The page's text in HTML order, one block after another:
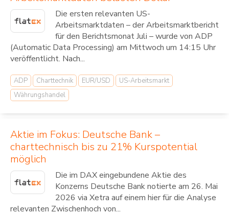
Die ersten relevanten US-
Arbeitsmarktdaten – der Arbeitsmarktbericht
für den Berichtsmonat Juli – wurde von ADP
(Automatic Data Processing) am Mittwoch um 14:15 Uhr
veröffentlicht. Nach...
ADP Charttechnik EUR/USD
US-Arbeitsmarkt
Währungshandel
Aktie im Fokus: Deutsche Bank –
charttechnisch bis zu 21% Kurspotential
möglich
Die im DAX eingebundene Aktie des
Konzerns Deutsche Bank notierte am 26. Mai
2026 via Xetra auf einem hier für die Analyse
relevanten Zwischenhoch von...